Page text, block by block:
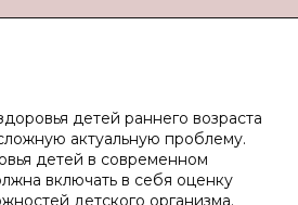
детей раннего возраста
актуальную проблему.
детей в современном
включать в себя оценку
детского организма.